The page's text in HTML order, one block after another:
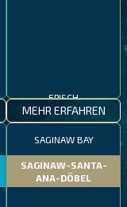
MEHR ERFAHREN
SAGINAW BAY
SAGINAW-SANTA-
ANA-DÖBEL